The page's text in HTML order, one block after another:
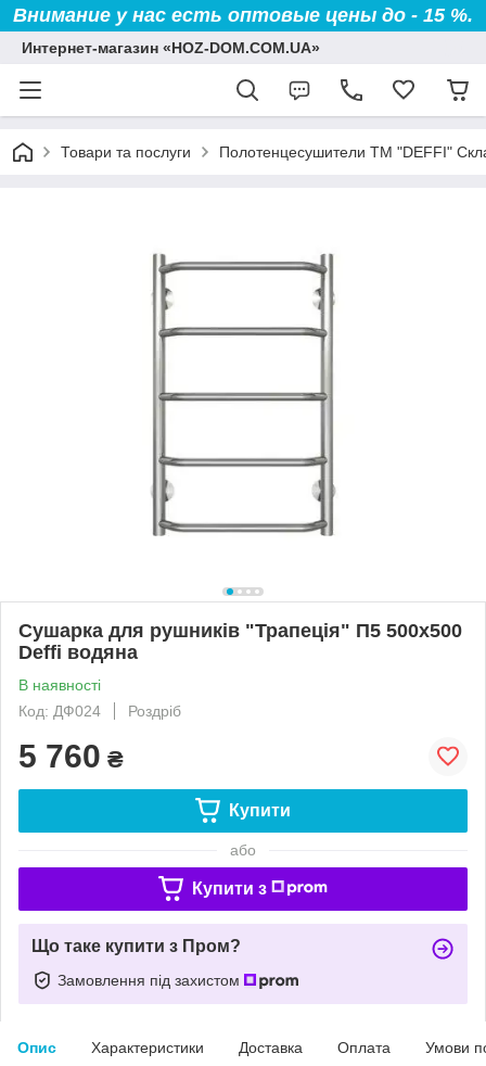
Внимание у нас есть оптовые цены до - 15 %.
Интернет-магазин «HOZ-DOM.COM.UA»
Товари та послуги Полотенцесушители TM "DEFFI"
Сушарка для рушників "Трапеція" П5 500х500
Deffi водяна
В наявності
Код: ДФ024
Роздріб
5 760 ₴
Купити
або
Купити з
Що таке купити з Пром?
Замовлення під захистом
Опис Характеристики Доставка Оплата Умови